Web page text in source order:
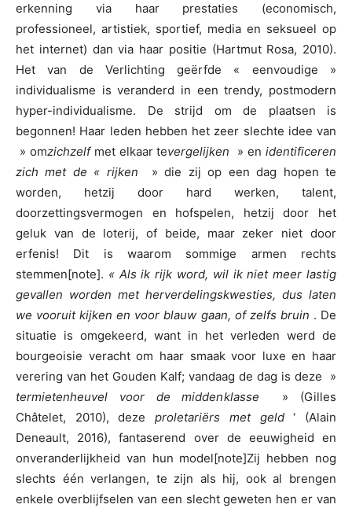
erkenning via haar prestaties (economisch,
professioneel, artistiek, sportief, media en seksueel op
het internet) dan via haar positie (Hartmut Rosa, 2010).
Het van de Verlichting geërfde « eenvoudige »
individualisme is veranderd in een trendy, postmodern
hyper-individualisme. De strijd om de plaatsen is
begonnen! Haar leden hebben het zeer slechte idee van
» omzichzelf met elkaar tevergelijken » enidentificeren
zich met de « rijken
» die zij op een dag hopen te
worden, hetzij door hard werken, talent,
doorzettingsvermogen en hofspelen, hetzij door het
geluk van de loterij, of beide, maar zeker niet door
erfenis! Dit is waarom sommige armen rechts
stemmen[note]. « Als ik rijk word, wil ik niet meer lastig
gevallen worden met herverdelingskwesties, dus laten
we vooruit kijken en voor blauw gaan, of zelfs bruin . De
situatie is omgekeerd, want in het verleden werd de
bourgeoisie veracht om haar smaak voor luxe en haar
verering van het Gouden Kalf; vandaag de dag is deze »
termietenheuvel voor de middenklasse
» (Gilles
Châtelet, 2010), dezeproletariërs met geld‘ (Alain
Deneault, 2016), fantaserend over de eeuwigheid en
onveranderlijkheid van hun model[note]Zij hebben nog
slechts één verlangen, te zijn als hij, ook al brengen
enkele overblijfselen van een slecht geweten hen er van